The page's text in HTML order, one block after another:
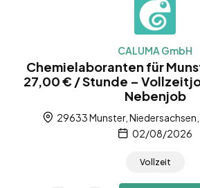
CALUMA GmbH
Chemielaboranten für
27,00 € / Stunde –
Nebenjob
29633 Munster,
02/08/2026
Vollzeit